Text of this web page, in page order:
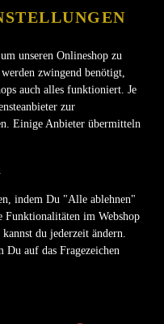
unseren Onlineshop zu
zwingend benötigt,
auch alles funktioniert. Je
zur
Einige Anbieter übermitteln
indem Du "Alle ablehnen"
im Webshop
du jederzeit ändern.
Du auf das Fragezeichen